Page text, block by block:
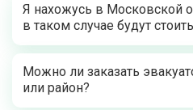
Я нахожусь в Московской
в таком случае будут
Можно ли заказать
или район?